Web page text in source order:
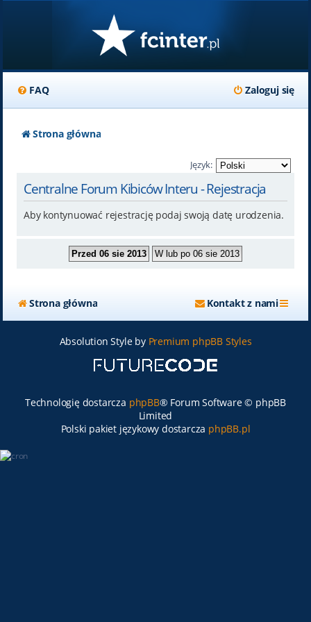
FAQ Zaloguj się
Strona główna
Język:
Centralne Forum Kibiców Interu - Rejestracja
Aby kontynuować rejestrację podaj swoją datę urodzenia.
Strona główna Kontakt z nami
Absolution Style by Premium phpBB Styles
Technologię dostarcza phpBB® Forum Software © phpBB
Limited
Polski pakiet językowy dostarcza phpBB.pl